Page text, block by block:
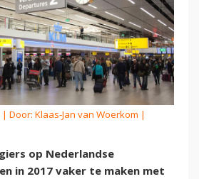
| Door: Klaas-Jan van Woerkom |
op Nederlandse
in 2017 vaker te maken met